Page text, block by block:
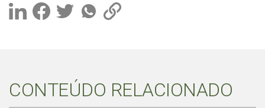
CONTEÚDO RELACIONADO